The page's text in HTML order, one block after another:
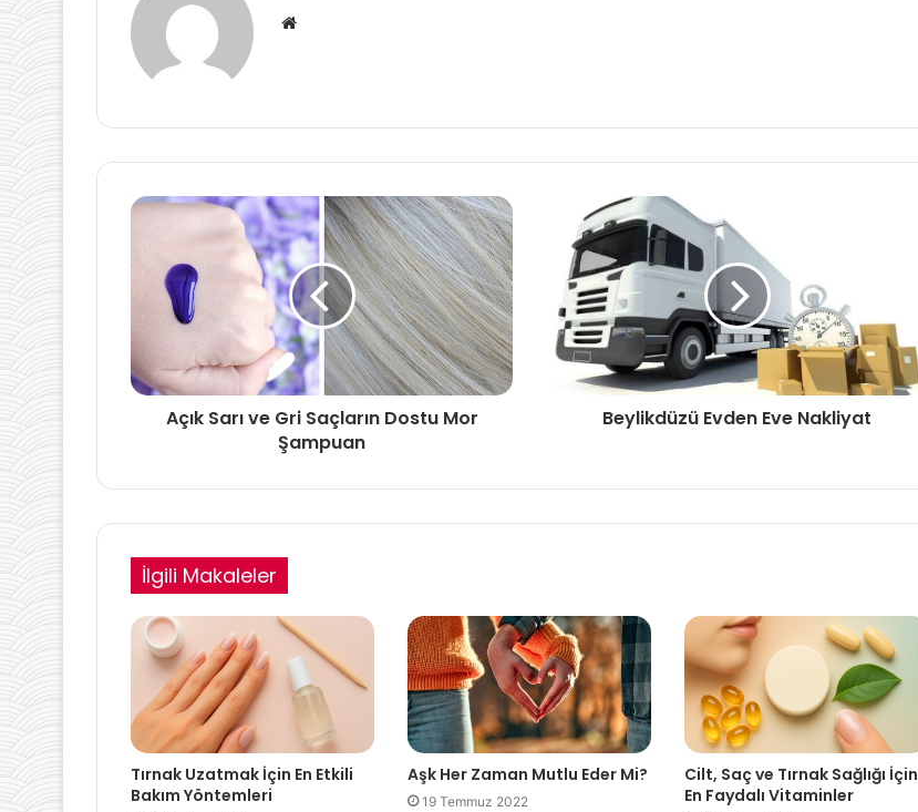
Web
Açık Sarı ve Gri Saçların Dostu Mor
Şampuan
Beylikdüzü Evden Eve Nakliyat
İlgili Makaleler
Tırnak Uzatmak İçin En Etkili
Bakım Yöntemleri
Aşk Her Zaman Mutlu Eder Mi?
19 Temmuz 2022
Cilt, Saç ve Tırnak Sağlığı İçin
En Faydalı Vitaminler